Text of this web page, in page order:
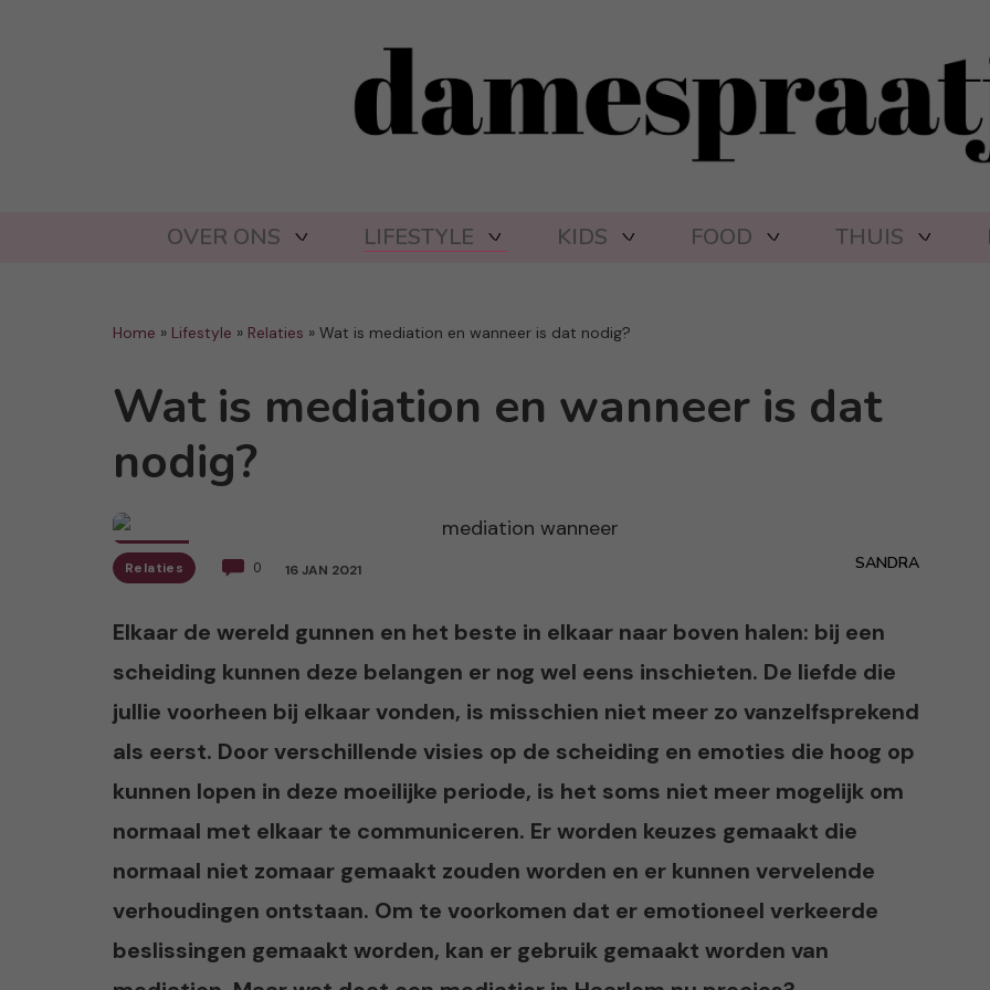
OVER ONS LIFESTYLE KIDS FOOD THUIS
Home » Lifestyle » Relaties » Wat is mediation en wanneer is dat nodig?
Wat is mediation en wanneer is dat
nodig?
Relaties 0 16 JAN 2021 SANDRA
Elkaar de wereld gunnen en het beste in elkaar naar boven halen: bij een
scheiding kunnen deze belangen er nog wel eens inschieten. De liefde die
jullie voorheen bij elkaar vonden, is misschien niet meer zo vanzelfsprekend
als eerst. Door verschillende visies op de scheiding en emoties die hoog op
kunnen lopen in deze moeilijke periode, is het soms niet meer mogelijk om
normaal met elkaar te communiceren. Er worden keuzes gemaakt die
normaal niet zomaar gemaakt zouden worden en er kunnen vervelende
verhoudingen ontstaan. Om te voorkomen dat er emotioneel verkeerde
beslissingen gemaakt worden, kan er gebruik gemaakt worden van